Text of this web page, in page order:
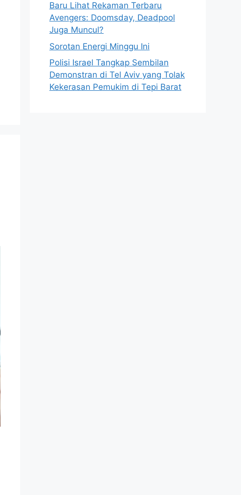
Baru Lihat Rekaman Terbaru
Avengers: Doomsday, Deadpool
Juga Muncul?
Sorotan Energi Minggu Ini
Polisi Israel Tangkap Sembilan
Demonstran di Tel Aviv yang Tolak
Kekerasan Pemukim di Tepi Barat